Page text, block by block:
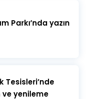
Parkı’nda yazın
Tesisleri’nde
ve yenileme